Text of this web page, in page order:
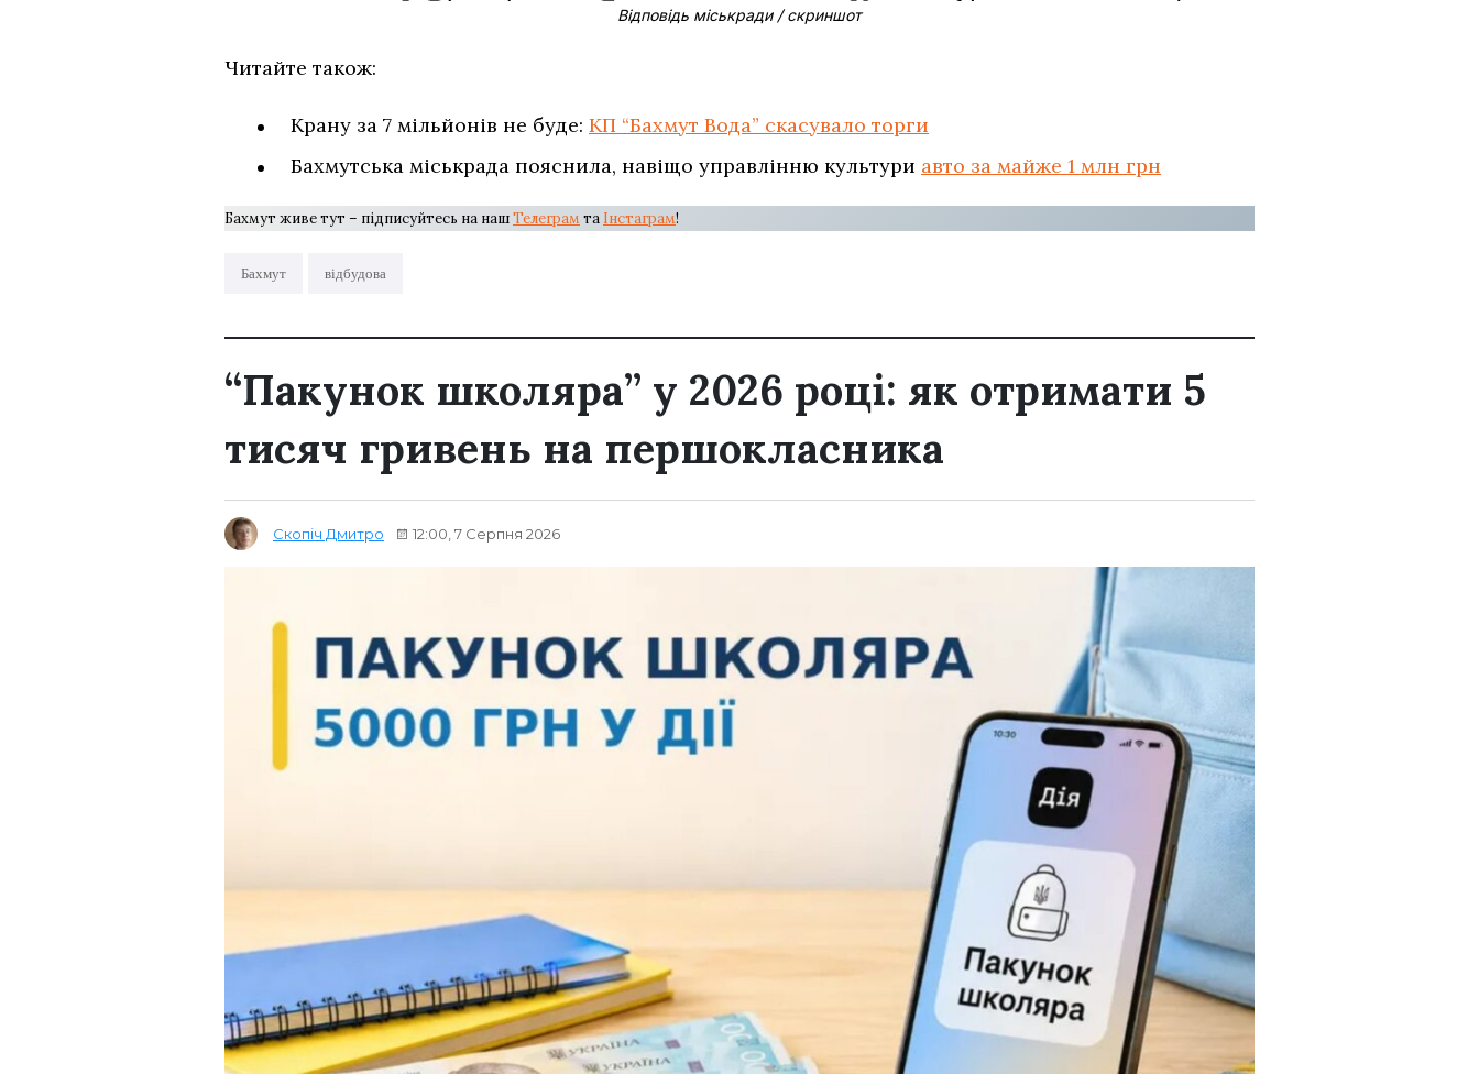
Відповідь міськради / скриншот
Читайте також:
Крану за 7 мільйонів не буде: КП “Бахмут Вода” скасувало торги
Бахмутська міськрада пояснила, навіщо управлінню культури авто за майже 1 млн грн
Бахмут живе тут – підписуйтесь на нашТелеграм та Інстаграм!
Бахмут відбудова
“Пакунок школяра” у 2026 році: як отримати 5
тисяч гривень на першокласника
Скопіч Дмитро 12:00, 7 Серпня 2026